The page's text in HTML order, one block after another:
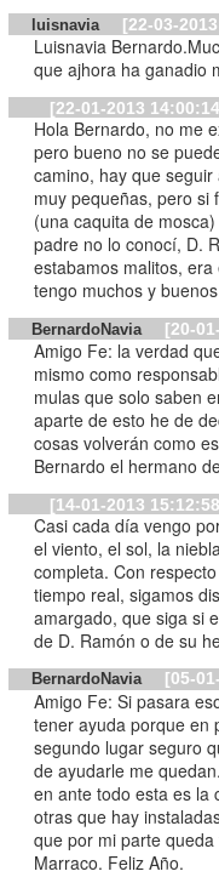
luisnavia [22-03-
Luisnavia
que ajhora ha ganadio
[22-01-2013
Hola Bernardo, no me
pero bueno no se
camino, hay que
muy pequeñas, pero si
(una caquita de
padre no lo conocí, D.
estabamos malitos,
tengo muchos y
BernardoNavia [20-
Amigo Fe: la verdad
mismo como
mulas que solo saben
aparte de esto he de
cosas volverán como
Bernardo el hermano
[14-01-2013
Casi cada día vengo
el viento, el sol, la
completa. Con
tiempo real, sigamos
amargado, que siga si
de D. Ramón o de su
BernardoNavia [05-
Amigo Fe: Si pasara eso (cosa que ojala no pase), de mi que no cuente
tener ayuda porque en
segundo lugar seguro
de ayudarle me
en ante todo esta es la
otras que hay
que por mi parte
Marraco. Feliz Año.